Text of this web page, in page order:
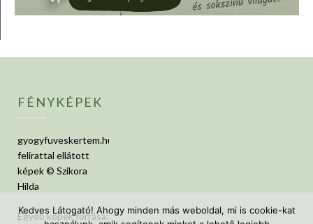
FÉNYKÉPEK
gyogyfuveskertem.hu
felirattal ellátott
képek © Szikora
Hilda
Egyéb képek forrása:
Kedves Látogató! Ahogy minden más weboldal, mi is cookie-kat